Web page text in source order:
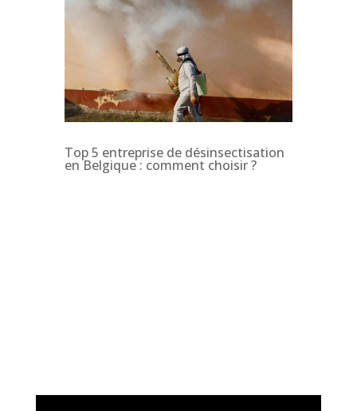
Top 5 entreprise de désinsectisation
en Belgique : comment choisir ?